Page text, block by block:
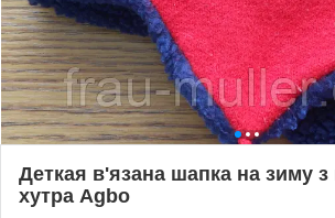
Деткая в'язана шапка на зиму з
хутра Agbo